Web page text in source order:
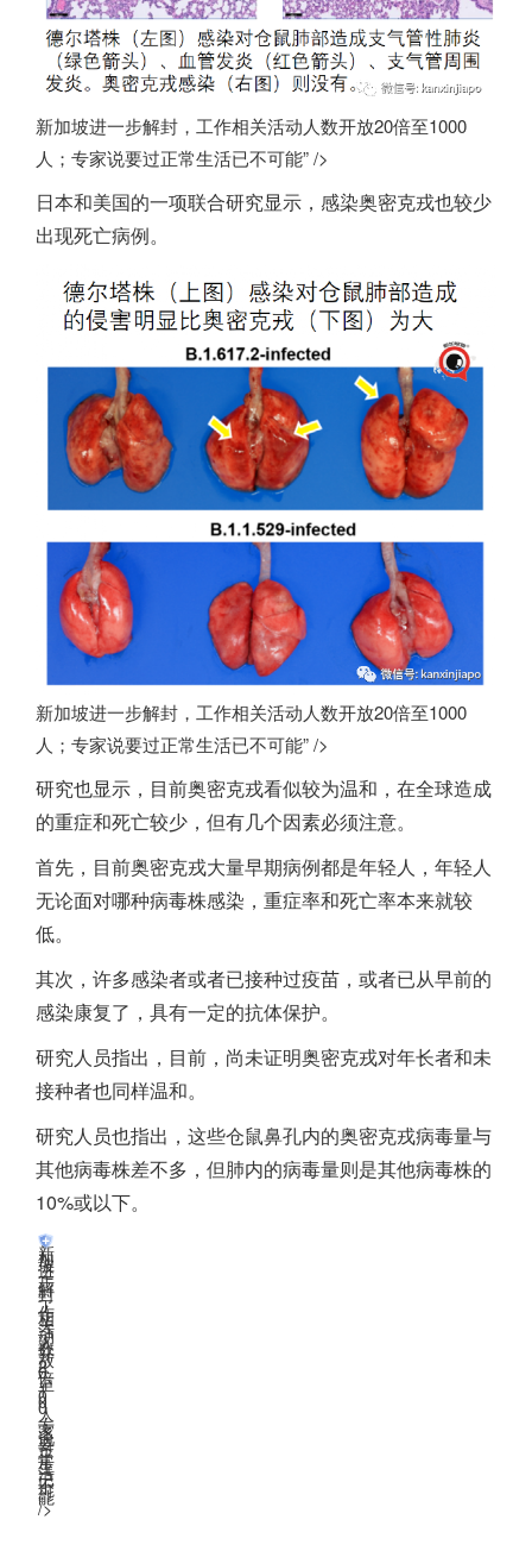
新加坡进一步解封，工作相关活动人数开放20倍至1000
人；专家说要过正常生活已不可能” />
日本和美国的一项联合研究显示，感染奥密克戎也较少
出现死亡病例。
新加坡进一步解封，工作相关活动人数开放20倍至1000
人；专家说要过正常生活已不可能” />
研究也显示，目前奥密克戎看似较为温和，在全球造成
的重症和死亡较少，但有几个因素必须注意。
首先，目前奥密克戎大量早期病例都是年轻人，年轻人
无论面对哪种病毒株感染，重症率和死亡率本来就较
低。
其次，许多感染者或者已接种过疫苗，或者已从早前的
感染康复了，具有一定的抗体保护。
研究人员指出，目前，尚未证明奥密克戎对年长者和未
接种者也同样温和。
研究人员也指出，这些仓鼠鼻孔内的奥密克戎病毒量与
其他病毒株差不多，但肺内的病毒量则是其他病毒株的
10%或以下。
新
加
坡
进
一
步
解
封
，
工
作
相
关
活
动
人
数
开
放
2
0
倍
至
1
0
0
0
人
；
专
家
说
要
过
正
常
生
活
已
不
可
能
”
/>